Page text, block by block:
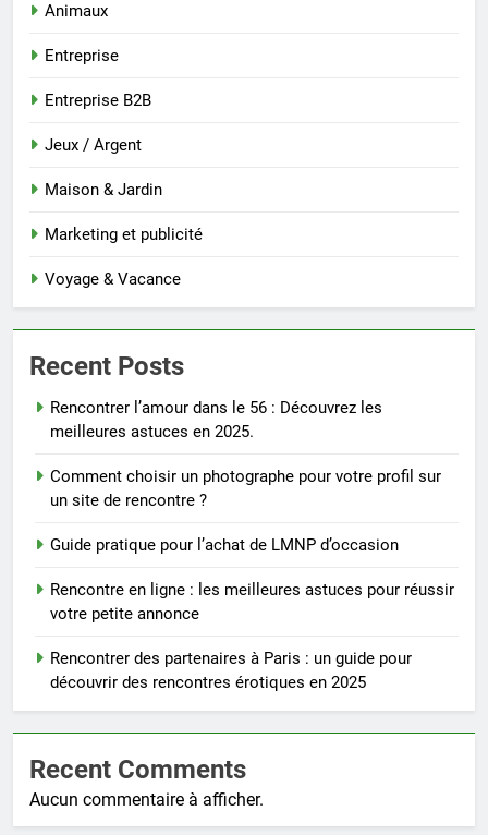
Animaux
Entreprise
Entreprise B2B
Jeux / Argent
Maison & Jardin
Marketing et publicité
Voyage & Vacance
Recent Posts
Rencontrer l’amour dans le 56 : Découvrez les
meilleures astuces en 2025.
Comment choisir un photographe pour votre profil sur
un site de rencontre ?
Guide pratique pour l’achat de LMNP d’occasion
Rencontre en ligne : les meilleures astuces pour réussir
votre petite annonce
Rencontrer des partenaires à Paris : un guide pour
découvrir des rencontres érotiques en 2025
Recent Comments
Aucun commentaire à afficher.